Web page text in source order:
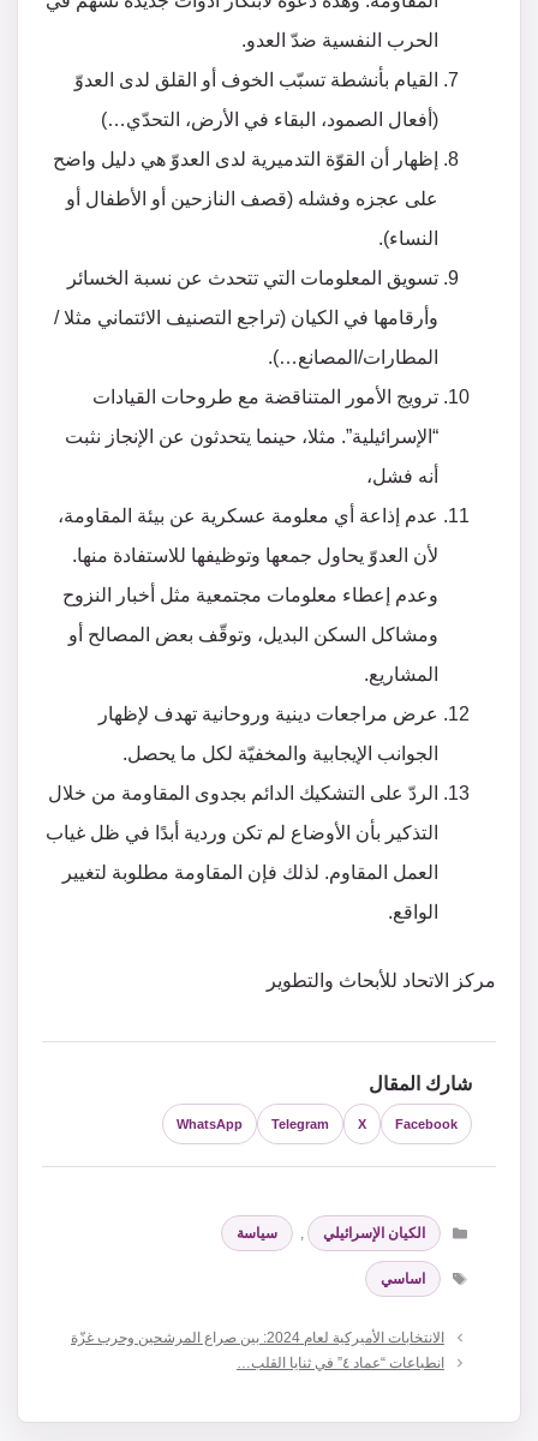
الحرب النفسية ضدّ العدو.
القيام بأنشطة تسبّب الخوف أو القلق لدى العدوّ
(أفعال الصمود، البقاء في الأرض، التحدّي…)
إظهار أن القوّة التدميرية لدى العدوّ هي دليل واضح
على عجزه وفشله (قصف النازحين أو الأطفال أو
النساء).
تسويق المعلومات التي تتحدث عن نسبة الخسائر
وأرقامها في الكيان (تراجع التصنيف الائتماني مثلا /
المطارات/المصانع…).
ترويج الأمور المتناقضة مع طروحات القيادات
“الإسرائيلية”. مثلا، حينما يتحدثون عن الإنجاز نثبت
أنه فشل،
عدم إذاعة أي معلومة عسكرية عن بيئة المقاومة،
لأن العدوّ يحاول جمعها وتوظيفها للاستفادة منها.
وعدم إعطاء معلومات مجتمعية مثل أخبار النزوح
ومشاكل السكن البديل، وتوقّف بعض المصالح أو
المشاريع.
عرض مراجعات دينية وروحانية تهدف لإظهار
الجوانب الإيجابية والمخفيّة لكل ما يحصل.
الردّ على التشكيك الدائم بجدوى المقاومة من خلال
التذكير بأن الأوضاع لم تكن وردية أبدًا في ظل غياب
العمل المقاوم. لذلك فإن المقاومة مطلوبة لتغيير
الواقع.
مركز الاتحاد للأبحاث والتطوير
شارك المقال
Facebook
X
Telegram
WhatsApp
التصنيفات
الكيان الإسرائيلي ,
سياسة
الوسوم
اساسي
الانتخابات الأميركية لعام 2024: بين صراع المرشحين وحرب غزّة
انطباعات “عماد ٤” في ثنايا القلب…